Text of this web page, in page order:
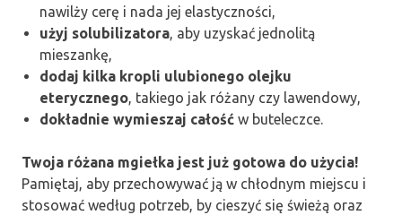
nawilży cerę i nada jej elastyczności,
użyj solubilizatora, aby uzyskać jednolitą
mieszankę,
dodaj kilka kropli ulubionego olejku
eterycznego, takiego jak różany czy lawendowy,
dokładnie wymieszaj całość w buteleczce.
Twoja różana mgiełka jest już gotowa do użycia!
Pamiętaj, aby przechowywać ją w chłodnym miejscu i
stosować według potrzeb, by cieszyć się świeżą oraz